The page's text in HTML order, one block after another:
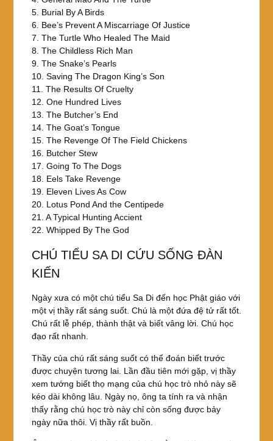
5. Burial By A Birds
6. Bee’s Prevent A Miscarriage Of Justice
7. The Turtle Who Healed The Maid
8. The Childless Rich Man
9. The Snake’s Pearls
10. Saving The Dragon King’s Son
11. The Results Of Cruelty
12. One Hundred Lives
13. The Butcher’s End
14. The Goat’s Tongue
15. The Revenge Of The Field Chickens
16. Butcher Stew
17. Going To The Dogs
18. Eels Take Revenge
19. Eleven Lives As Cow
20. Lotus Pond And the Centipede
21. A Typical Hunting Accient
22. Whipped By The God
CHÚ TIỂU SA DI CỨU SỐNG ĐÀN
KIẾN
Ngày xưa có một chú tiểu Sa Di đến học Phật giáo với
một vị thầy rất sáng suốt. Chú là một đứa đệ tử rất tốt.
Chú rất lễ phép, thành thật và biết vâng lời. Chú học
đạo rất nhanh.
Thầy của chú rất sáng suốt có thể đoán biết trước
được chuyện tương lai. Lần đầu tiên mới gặp, vị thầy
xem tướng biết thọ mạng của chú học trò nhỏ này sẽ
kéo dài không lâu. Ngày nọ, ông ta tính ra và nhận
thấy rằng chú học trò này chỉ còn sống được bảy
ngày nữa thôi. Vị thầy rất buồn.